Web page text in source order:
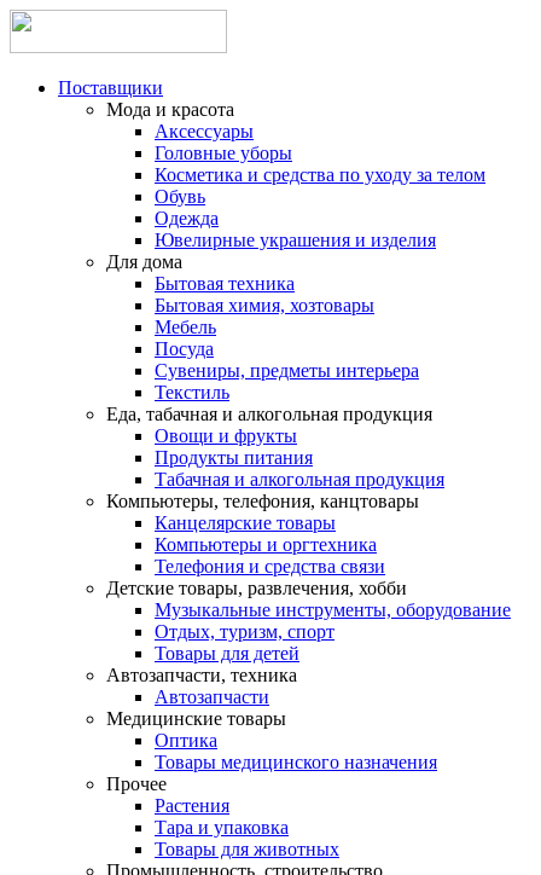
Поставщики
Мода и красота
Аксессуары
Головные уборы
Косметика и средства по уходу за телом
Обувь
Одежда
Ювелирные украшения и изделия
Для дома
Бытовая техника
Бытовая химия, хозтовары
Мебель
Посуда
Сувениры, предметы интерьера
Текстиль
Еда, табачная и алкогольная продукция
Овощи и фрукты
Продукты питания
Табачная и алкогольная продукция
Компьютеры, телефония, канцтовары
Канцелярские товары
Компьютеры и оргтехника
Телефония и средства связи
Детские товары, развлечения, хобби
Музыкальные инструменты, оборудование
Отдых, туризм, спорт
Товары для детей
Автозапчасти, техника
Автозапчасти
Медицинские товары
Оптика
Товары медицинского назначения
Прочее
Растения
Тара и упаковка
Товары для животных
Промышленность, строительство